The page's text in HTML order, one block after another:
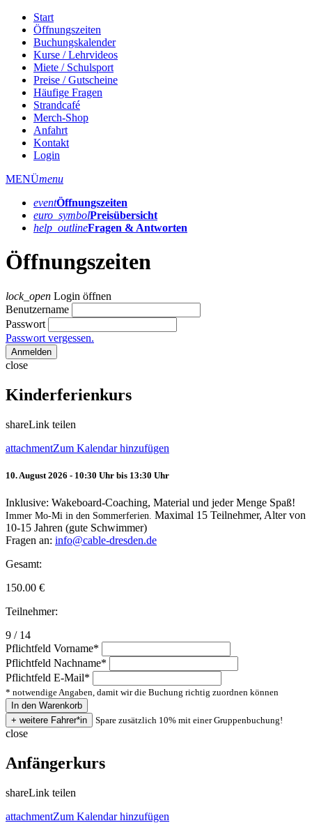
Start
Öffnungszeiten
Buchungskalender
Kurse / Lehrvideos
Miete / Schulsport
Preise / Gutscheine
Häufige Fragen
Strandcafé
Merch-Shop
Anfahrt
Kontakt
Login
MENÜmenu
eventÖffnungs­zeiten
euro_symbolPreis­übersicht
help_outlineFragen & Antworten
Öffnungszeiten
lock_open Login öffnen
Benutzername
Passwort
Passwort vergessen.
Anmelden
close
Kinderferienkurs
shareLink teilen
attachmentZum Kalendar hinzufügen
10. August 2026 - 10:30 Uhr bis 13:30 Uhr
Inklusive: Wakeboard-Coaching, Material und jeder Menge Spaß!
Immer Mo-Mi in den Sommerferien. Maximal 15 Teilnehmer, Alter von
10-15 Jahren (gute Schwimmer)
Fragen an: info@cable-dresden.de
Gesamt:
150.00 €
Teilnehmer:
9 / 14
Pflichtfeld Vorname*
Pflichtfeld Nachname*
Pflichtfeld E-Mail*
* notwendige Angaben, damit wir die Buchung richtig zuordnen können
Spare zusätzlich 10% mit einer Gruppenbuchung!
close
Anfängerkurs
shareLink teilen
attachmentZum Kalendar hinzufügen